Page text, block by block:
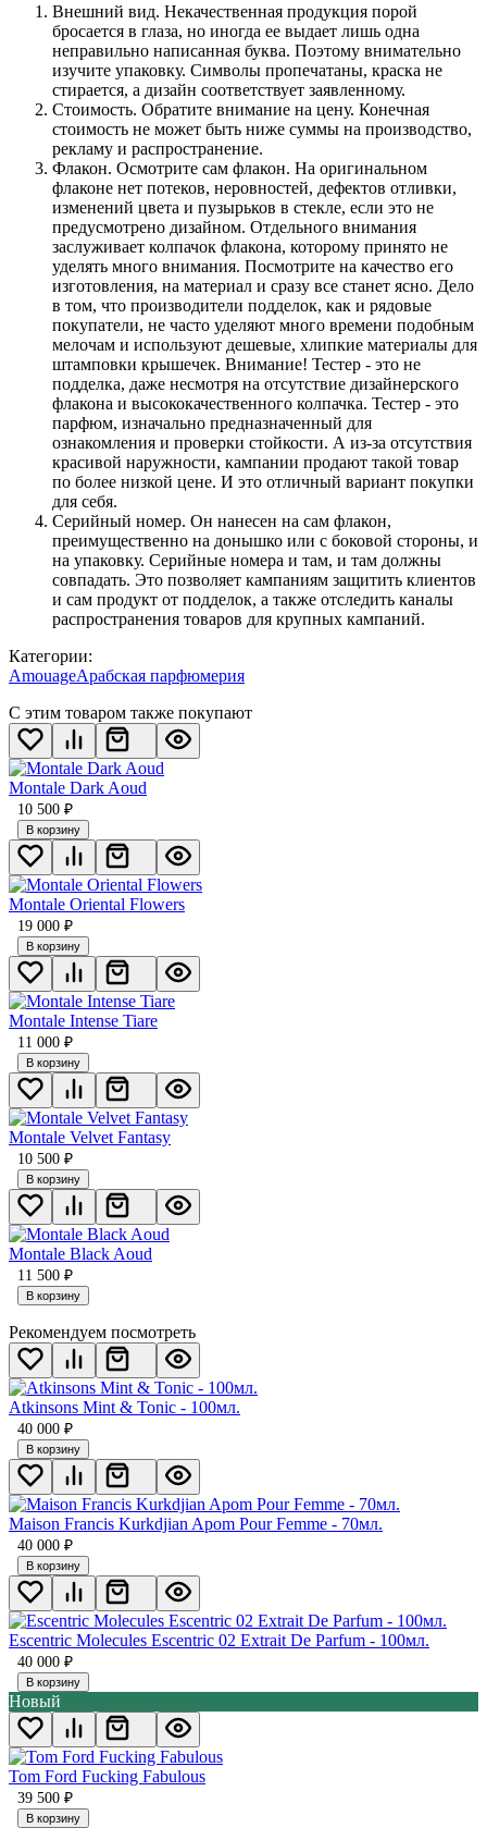
Внешний вид. Некачественная продукция порой
бросается в глаза, но иногда ее выдает лишь одна
неправильно написанная буква. Поэтому внимательно
изучите упаковку. Символы пропечатаны, краска не
стирается, а дизайн соответствует заявленному.
Стоимость. Обратите внимание на цену. Конечная
стоимость не может быть ниже суммы на производство,
рекламу и распространение.
Флакон. Осмотрите сам флакон. На оригинальном
флаконе нет потеков, неровностей, дефектов отливки,
изменений цвета и пузырьков в стекле, если это не
предусмотрено дизайном. Отдельного внимания
заслуживает колпачок флакона, которому принято не
уделять много внимания. Посмотрите на качество его
изготовления, на материал и сразу все станет ясно. Дело
в том, что производители подделок, как и рядовые
покупатели, не часто уделяют много времени подобным
мелочам и используют дешевые, хлипкие материалы для
штамповки крышечек. Внимание! Тестер - это не
подделка, даже несмотря на отсутствие дизайнерского
флакона и высококачественного колпачка. Тестер - это
парфюм, изначально предназначенный для
ознакомления и проверки стойкости. А из-за отсутствия
красивой наружности, кампании продают такой товар
по более низкой цене. И это отличный вариант покупки
для себя.
Серийный номер. Он нанесен на сам флакон,
преимущественно на донышко или с боковой стороны, и
на упаковку. Серийные номера и там, и там должны
совпадать. Это позволяет кампаниям защитить клиентов
и сам продукт от подделок, а также отследить каналы
распространения товаров для крупных кампаний.
Категории:
AmouageАрабская парфюмерия
С этим товаром также покупают
Montale Dark Aoud
10 500 ₽
В корзину
Montale Oriental Flowers
19 000 ₽
В корзину
Montale Intense Tiare
11 000 ₽
В корзину
Montale Velvet Fantasy
10 500 ₽
В корзину
Montale Black Aoud
11 500 ₽
В корзину
Рекомендуем посмотреть
Atkinsons Mint & Tonic - 100мл.
40 000 ₽
В корзину
Maison Francis Kurkdjian Apom Pour Femme - 70мл.
40 000 ₽
В корзину
Escentric Molecules Escentric 02 Extrait De Parfum - 100мл.
40 000 ₽
В корзину
Новый
Tom Ford Fucking Fabulous
39 500 ₽
В корзину